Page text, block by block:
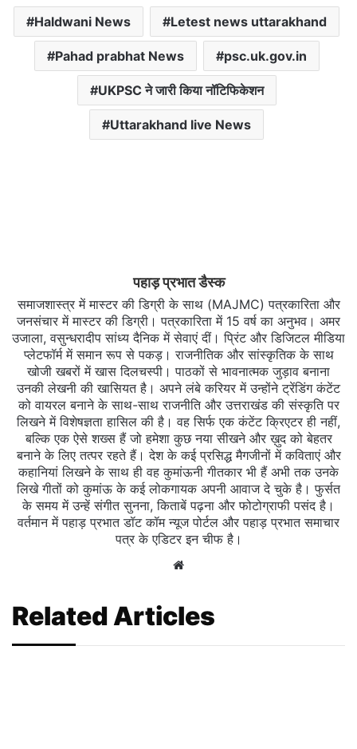
Haldwani News Letest news uttarakhand
Pahad prabhat News psc.uk.gov.in
UKPSC ने जारी किया नॉटिफिकेशन
Uttarakhand live News
पहाड़ प्रभात डैस्क
समाजशास्त्र में मास्टर की डिग्री के साथ (MAJMC) पत्रकारिता और
जनसंचार में मास्टर की डिग्री। पत्रकारिता में 15 वर्ष का अनुभव। अमर
उजाला, वसुन्धरादीप सांध्य दैनिक में सेवाएं दीं। प्रिंट और डिजिटल मीडिया
प्लेटफॉर्म में समान रूप से पकड़। राजनीतिक और सांस्कृतिक के साथ
खोजी खबरों में खास दिलचस्‍पी। पाठकों से भावनात्मक जुड़ाव बनाना
उनकी लेखनी की खासियत है। अपने लंबे करियर में उन्होंने ट्रेंडिंग कंटेंट
को वायरल बनाने के साथ-साथ राजनीति और उत्तराखंड की संस्कृति पर
लिखने में विशेषज्ञता हासिल की है। वह सिर्फ एक कंटेंट क्रिएटर ही नहीं,
बल्कि एक ऐसे शख्स हैं जो हमेशा कुछ नया सीखने और ख़ुद को बेहतर
बनाने के लिए तत्पर रहते हैं। देश के कई प्रसिद्ध मैगजीनों में कविताएं और
कहानियां लिखने के साथ ही वह कुमांऊनी गीतकार भी हैं अभी तक उनके
लिखे गीतों को कुमांऊ के कई लोकगायक अपनी आवाज दे चुके है। फुर्सत
के समय में उन्हें संगीत सुनना, किताबें पढ़ना और फोटोग्राफी पसंद है।
वर्तमान में पहाड़ प्रभात डॉट कॉम न्यूज पोर्टल और पहाड़ प्रभात समाचार
पत्र के एडिटर इन चीफ है।
Website
Related Articles